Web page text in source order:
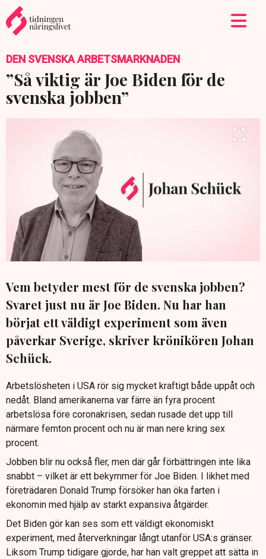
DEN SVENSKA ARBETSMARKNADEN
”Så viktig är Joe Biden för de
svenska jobben”
Vem betyder mest för de svenska jobben?
Svaret just nu är Joe Biden. Nu har han
börjat ett väldigt experiment som även
påverkar Sverige, skriver krönikören Johan
Schück.
Arbetslösheten i USA rör sig mycket kraftigt både uppåt och
nedåt. Bland amerikanerna var färre än fyra procent
arbetslösa före coronakrisen, sedan rusade det upp till
närmare femton procent och nu är man nere kring sex
procent.
Jobben blir nu också fler, men där går förbättringen inte lika
snabbt – vilket är ett bekymmer för Joe Biden. I likhet med
företrädaren Donald Trump försöker han öka farten i
ekonomin med hjälp av starkt expansiva åtgärder.
Det Biden gör kan ses som ett väldigt ekonomiskt
experiment, med återverkningar långt utanför USA:s gränser.
Liksom Trump tidigare gjorde, har han valt greppet att sätta in